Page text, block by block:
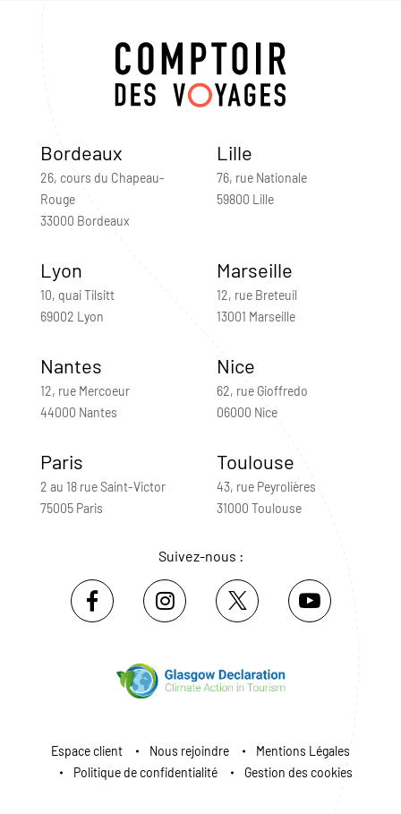
Bordeaux
26, cours du Chapeau-
Rouge
33000 Bordeaux
Lille
76, rue Nationale
59800 Lille
Lyon
10, quai Tilsitt
69002 Lyon
Marseille
12, rue Breteuil
13001 Marseille
Nantes
12, rue Mercoeur
44000 Nantes
Nice
62, rue Gioffredo
06000 Nice
Paris
2 au 18 rue Saint-Victor
75005 Paris
Toulouse
43, rue Peyrolières
31000 Toulouse
Suivez-nous :
Espace client Nous rejoindre
Mentions Légales
Politique de confidentialité
Gestion des cookies